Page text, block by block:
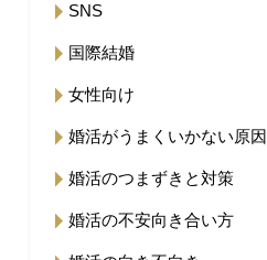
SNS
国際結婚
女性向け
婚活がうまくいかない原因
婚活のつまずきと対策
婚活の不安向き合い方